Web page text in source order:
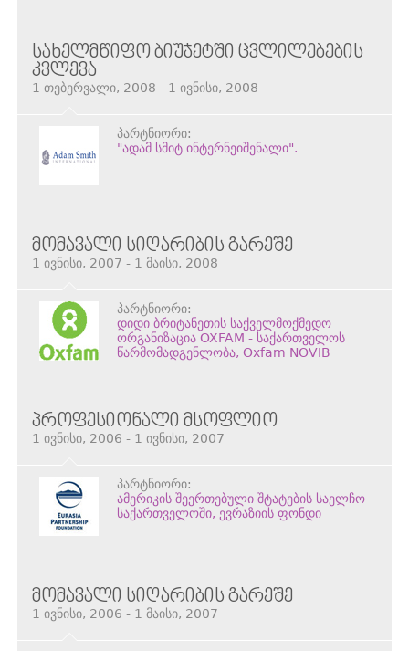
ᲡᲐᲮᲔᲚᲛᲬᲘᲤᲝ ᲑᲘᲣᲯᲔᲢᲨᲘ ᲪᲕᲚᲘᲚᲔᲑᲔᲑᲘᲡ
ᲙᲕᲚᲔᲕᲐ
1 თებერვალი, 2008 - 1 ივნისი, 2008
პარტნიორი:
"ადამ სმიტ ინტერნეიშენალი".
ᲛᲝᲛᲐᲕᲐᲚᲘ ᲡᲘᲦᲐᲠᲘᲑᲘᲡ ᲒᲐᲠᲔᲨᲔ
1 ივნისი, 2007 - 1 მაისი, 2008
პარტნიორი:
დიდი ბრიტანეთის საქველმოქმედო
ორგანიზაცია OXFAM - საქართველოს
წარმომადგენლობა, Oxfam NOVIB
ᲞᲠᲝᲤᲔᲡᲘᲝᲜᲐᲚᲘ ᲛᲡᲝᲤᲚᲘᲝ
1 ივნისი, 2006 - 1 ივნისი, 2007
პარტნიორი:
ამერიკის შეერთებული შტატების საელჩო
საქართველოში, ევრაზიის ფონდი
ᲛᲝᲛᲐᲕᲐᲚᲘ ᲡᲘᲦᲐᲠᲘᲑᲘᲡ ᲒᲐᲠᲔᲨᲔ
1 ივნისი, 2006 - 1 მაისი, 2007